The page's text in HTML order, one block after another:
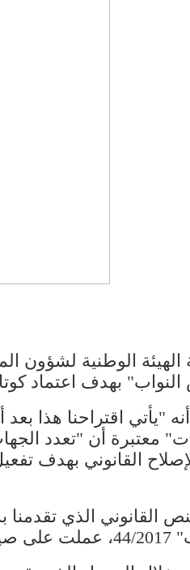
الوطنية لشؤون
بهدف اعتماد كوتا
"يأتي اقتراحنا هذا
معتبرة أن "تعدد
القانوني بهدف
القانوني الذي تقدمنا